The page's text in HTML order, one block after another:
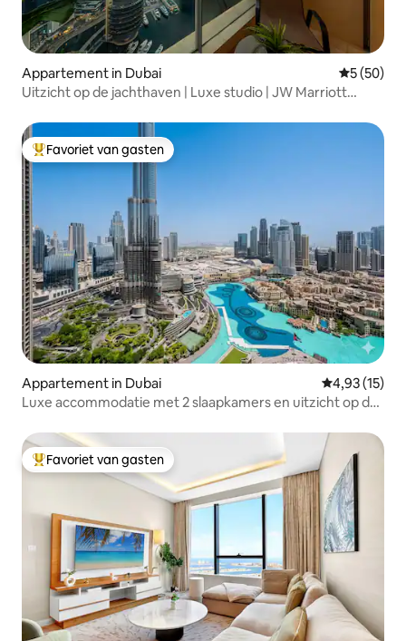
Appartement in Dubai
5 (50)
Uitzicht op de jachthaven | Luxe studio | JW Marriott
Topfavoriet van gasten
Favoriet van gasten
Appartement in Dubai Gemiddelde
4,93 (15)
Luxe accommodatie met 2 slaapkamers en uitzicht op de
Topfavoriet van gasten
Favoriet van gasten